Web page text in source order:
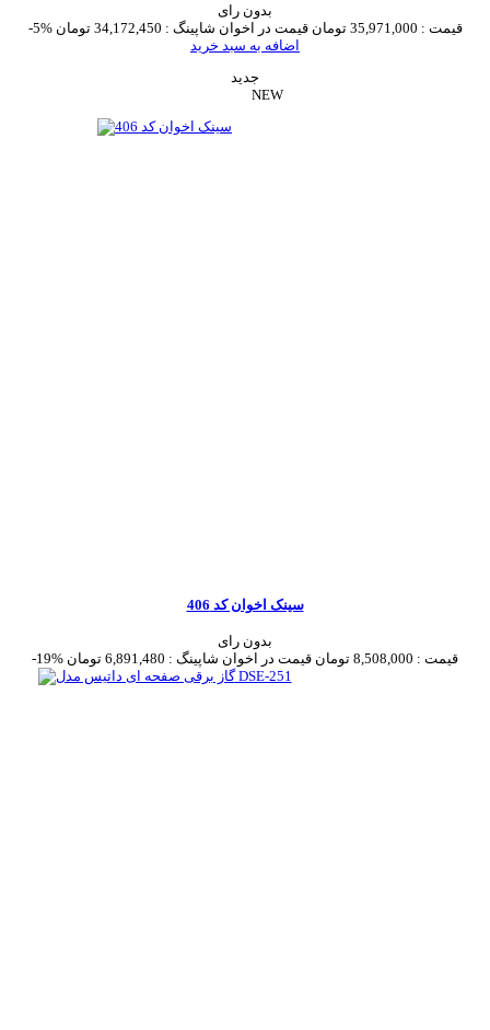
بدون رای
-5%
قیمت : 35,971,000 تومان قیمت در اخوان شاپینگ : 34,172,450 تومان
اضافه به سبد خرید
جدید
NEW
سینک اخوان کد 406
بدون رای
-19%
قیمت : 8,508,000 تومان قیمت در اخوان شاپینگ : 6,891,480 تومان